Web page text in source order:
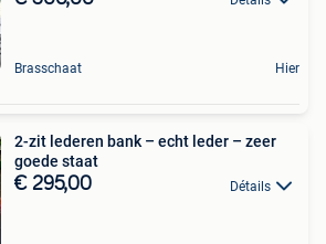
Brasschaat Hier
2-zit lederen bank – echt leder – zeer
goede staat
€ 295,00 Détails